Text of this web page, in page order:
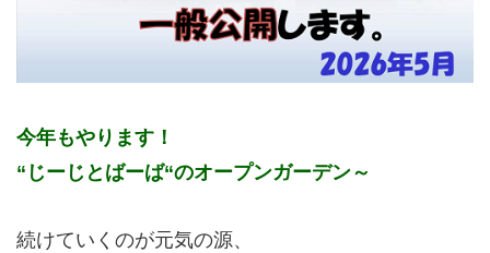
■かくれ蔵 縁（えにし）
■つれづれ
＜終活＞
今年もやります！
“じーじとばーば“のオープンガーデン～
続けていくのが元気の源、